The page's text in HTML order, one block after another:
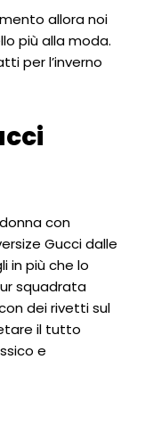
allora noi
più alla moda.
per l’inverno
con
Gucci dalle
in più che lo
squadrata
dei rivetti sul
il tutto
e